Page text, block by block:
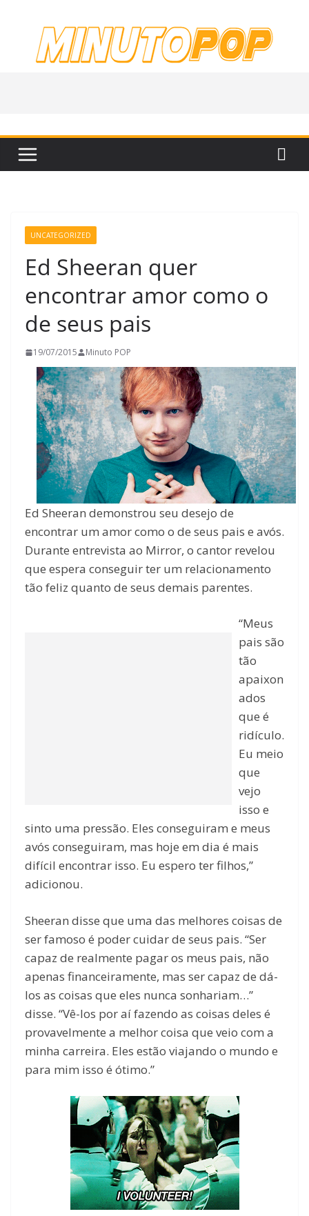
conteúdo
UNCATEGORIZED
Ed Sheeran quer
encontrar amor como o
de seus pais
19/07/2015 Minuto POP
Ed Sheeran demonstrou seu desejo de
encontrar um amor como o de seus pais e avós.
Durante entrevista ao Mirror, o cantor revelou
que espera conseguir ter um relacionamento
tão feliz quanto de seus demais parentes.
“Meus
pais são
tão
apaixon
ados
que é
ridículo.
Eu meio
que
vejo
isso e
sinto uma pressão. Eles conseguiram e meus
avós conseguiram, mas hoje em dia é mais
difícil encontrar isso. Eu espero ter filhos,”
adicionou.
Sheeran disse que uma das melhores coisas de
ser famoso é poder cuidar de seus pais. “Ser
capaz de realmente pagar os meus pais, não
apenas financeiramente, mas ser capaz de dá-
los as coisas que eles nunca sonhariam…”
disse. “Vê-los por aí fazendo as coisas deles é
provavelmente a melhor coisa que veio com a
minha carreira. Eles estão viajando o mundo e
para mim isso é ótimo.”